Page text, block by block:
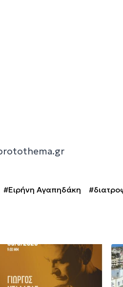
#Ειρήνη Αγαπηδάκη